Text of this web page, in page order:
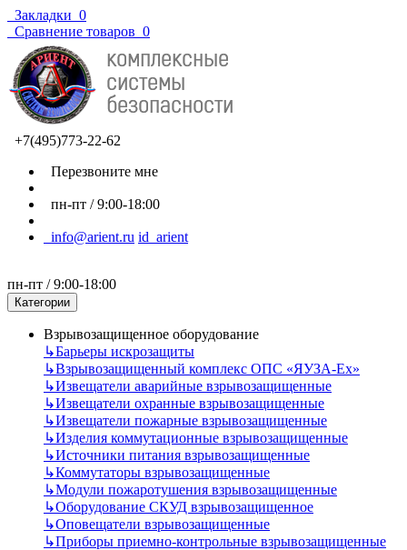
Закладки 0
Сравнение товаров 0
+7(495)773-22-62
Перезвоните мне
пн-пт / 9:00-18:00
info@arient.ru id_arient
пн-пт / 9:00-18:00
Категории
Взрывозащищенное оборудование
↳Барьеры искрозащиты
↳Взрывозащищенный комплекс ОПС «ЯУЗА-Ех»
↳Извещатели аварийные взрывозащищенные
↳Извещатели охранные взрывозащищенные
↳Извещатели пожарные взрывозащищенные
↳Изделия коммутационные взрывозащищенные
↳Источники питания взрывозащищенные
↳Коммутаторы взрывозащищенные
↳Модули пожаротушения взрывозащищенные
↳Оборудование СКУД взрывозащищенное
↳Оповещатели взрывозащищенные
↳Приборы приемно-контрольные взрывозащищенные